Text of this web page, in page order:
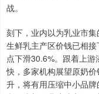
战。
刻下，业内以为乳业市
生鲜乳主产区价钱已相
点下滑30.6%。跟着上
快，多家机构展望原奶
升，将有用压缩中小品